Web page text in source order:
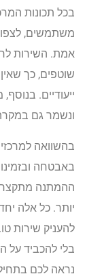
בכל תכונות
משתמשים, לצפות
אמת. השירות
ייעודיים.
ונשמר גם
בהשוואה
באבטחה
ההמתנה מתקצר,
יותר. כל אלה
להעניק שירות
בלי להכביד על
נראה לכם